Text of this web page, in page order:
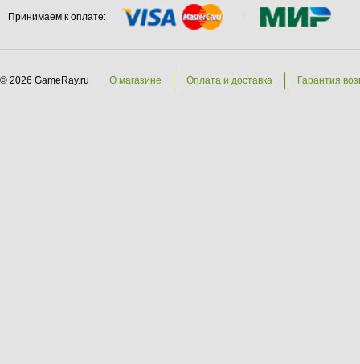
Принимаем к оплате:
© 2026 GameRay.ru О магазине Оплата и доставка Гарантия